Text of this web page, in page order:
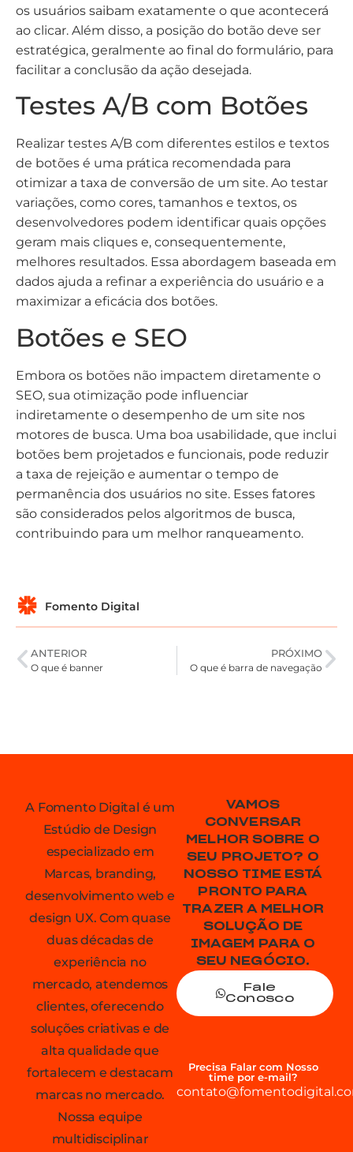
os usuários saibam exatamente o que acontecerá
ao clicar. Além disso, a posição do botão deve ser
estratégica, geralmente ao final do formulário, para
facilitar a conclusão da ação desejada.
Testes A/B com Botões
Realizar testes A/B com diferentes estilos e textos
de botões é uma prática recomendada para
otimizar a taxa de conversão de um site. Ao testar
variações, como cores, tamanhos e textos, os
desenvolvedores podem identificar quais opções
geram mais cliques e, consequentemente,
melhores resultados. Essa abordagem baseada em
dados ajuda a refinar a experiência do usuário e a
maximizar a eficácia dos botões.
Botões e SEO
Embora os botões não impactem diretamente o
SEO, sua otimização pode influenciar
indiretamente o desempenho de um site nos
motores de busca. Uma boa usabilidade, que inclui
botões bem projetados e funcionais, pode reduzir
a taxa de rejeição e aumentar o tempo de
permanência dos usuários no site. Esses fatores
são considerados pelos algoritmos de busca,
contribuindo para um melhor ranqueamento.
Fomento Digital
ANTERIOR
O que é banner
PRÓXIMO
O que é barra de navegação
A Fomento Digital é um
Estúdio de Design
especializado em
Marcas, branding,
desenvolvimento web e
design UX. Com quase
duas décadas de
experiência no
mercado, atendemos
clientes, oferecendo
soluções criativas e de
alta qualidade que
fortalecem e destacam
marcas no mercado.
Nossa equipe
multidisciplinar
VAMOS
CONVERSAR
MELHOR SOBRE O
SEU PROJETO? O
NOSSO TIME ESTÁ
PRONTO PARA
TRAZER A MELHOR
SOLUÇÃO DE
IMAGEM PARA O
SEU NEGÓCIO.
Fale
Conosco
Precisa Falar com Nosso
time por e-mail?